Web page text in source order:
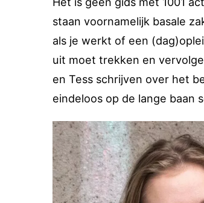
staan voornamelijk basale
als je werkt of een
uit moet trekken en
en Tess schrijven over het
eindeloos op de lange baan